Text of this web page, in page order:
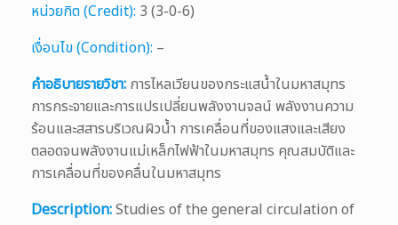
หน่วยกิต (Credit): 3 (3-0-6)
เงื่อนไข (Condition): –
คำอธิบายรายวิชา: การไหลเวียนของกระแสน้ำในมหาสมุทร
การกระจายและการแปรเปลี่ยนพลังงานจลน์ พลังงานความ
ร้อนและสสารบริเวณผิวน้ำ การเคลื่อนที่ของแสงและเสียง
ตลอดจนพลังงานแม่เหล็กไฟฟ้าในมหาสมุทร คุณสมบัติและ
การเคลื่อนที่ของคลื่นในมหาสมุทร
Description:Studies of the general circulation of